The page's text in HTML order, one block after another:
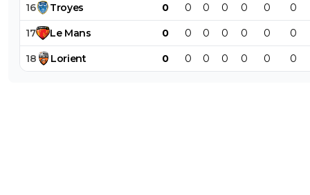
16 Troyes 0 0 0 0 0 0 0
17 Le Mans 0 0 0 0 0 0 0
18 Lorient 0 0 0 0 0 0 0